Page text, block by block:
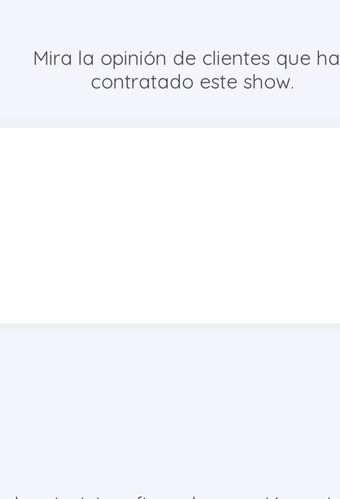
Mira la opinión de clientes que
contratado este show.